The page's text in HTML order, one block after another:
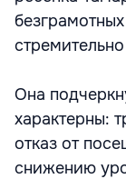
стремительно
Она
характерны:
отказ от
снижению